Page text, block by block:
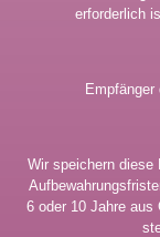
erforderlich
Wir speichern diese
6 oder 10 Jahre aus